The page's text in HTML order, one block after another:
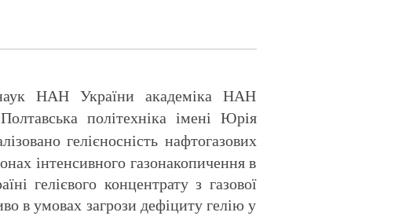
наук НАН України академіка НАН
політехніка імені Юрія
гелієносність нафтогазових
інтенсивного газонакопичення в
гелієвого концентрату з газової
в умовах загрози дефіциту гелію у